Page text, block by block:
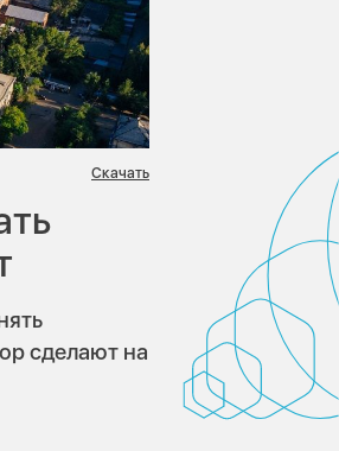
Скачать
сделают на